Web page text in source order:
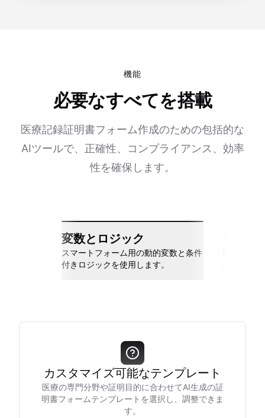
機能
必要なすべてを搭載
医療記録証明書フォーム作成のための包括的な
AIツールで、正確性、コンプライアンス、効率
性を確保します。
変数とロジック
スマートフォーム用の動的変数と条件
付きロジックを使用します。
カスタマイズ可能なテンプレート
医療の専門分野や証明目的に合わせてAI生成の証
明書フォームテンプレートを選択し、調整できま
す。